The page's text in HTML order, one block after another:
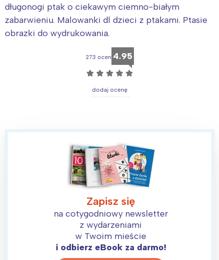
długonogi ptak o ciekawym ciemno-białym
zabarwieniu. Malowanki dl dzieci z ptakami. Ptasie
obrazki do wydrukowania.
273 ocen 4.95
☆ ☆ ☆ ☆ ☆
dodaj ocenę
Zapisz się
na cotygodniowy newsletter
z wydarzeniami
w Twoim mieście
i odbierz eBook za darmo!